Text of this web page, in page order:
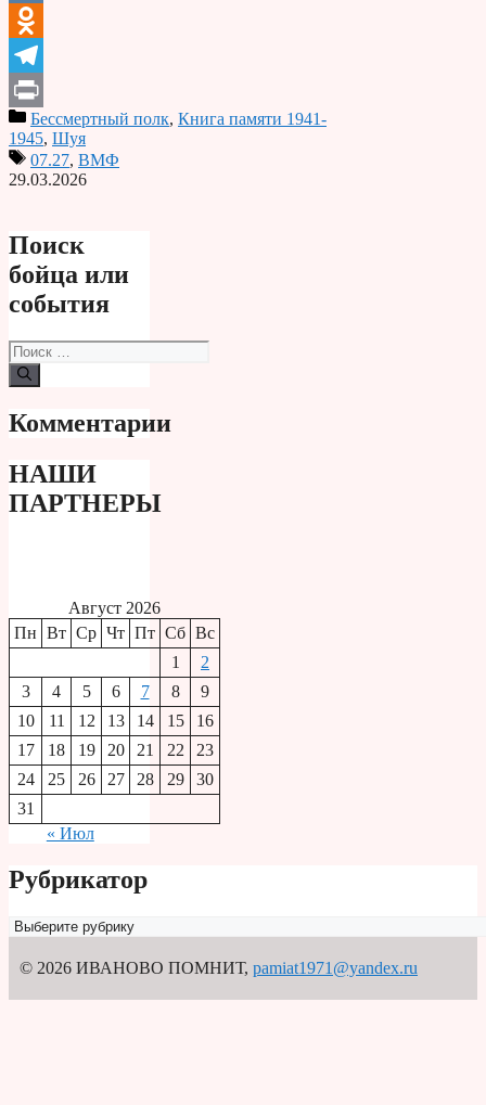
VK
Odnoklassniki
Telegram
PrintБессмертный полк, Книга памяти 1941-
1945, Шуя
07.27, ВМФ
29.03.2026
Поиск
бойца или
события
Поиск:
Комментарии
НАШИ
ПАРТНЕРЫ
Август 2026
Пн Вт Ср Чт Пт Сб Вс
1
2
3
4 5 6 7 8
9
10
11 12 13 14 15
16
17
18 19 20 21 22
23
24
25 26 27 28 29
30
31
« Июл
Рубрикатор
Рубрикатор
© 2026 ИВАНОВО ПОМНИТ, pamiat1971@yandex.ru